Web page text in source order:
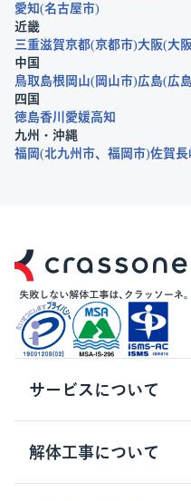
愛知 名古屋市
近畿
三重滋賀京都 京都市 大阪 大
中国
鳥取 島根 岡山 岡山市 広島 広
四国
徳島香川 愛媛高知
九州・沖縄
福岡 北九州市 福岡市 佐賀長
サービスについて
サービスの流れ
サービスのメリット
解体工事について